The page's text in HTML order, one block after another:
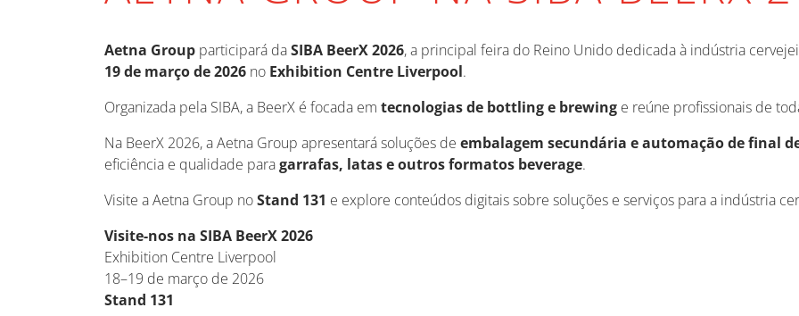
Aetna Group participará daSIBA BeerX 2026, a principal feira do Reino Unido dedicada à indústria
19 de março de 2026 no Exhibition Centre Liverpool.
Organizada pela SIBA, a BeerX é focada em tecnologias de bottling e brewing e reúne profissionais de
Na BeerX 2026, a Aetna Group apresentará soluções de embalagem secundária e automação de final
eficiência e qualidade paragarrafas, latas e outros formatos beverage.
Visite a Aetna Group noStand 131 e explore conteúdos digitais sobre soluções e serviços para a indústria
Visite-nos na SIBA BeerX 2026
Exhibition Centre Liverpool
18–19 de março de 2026
Stand 131